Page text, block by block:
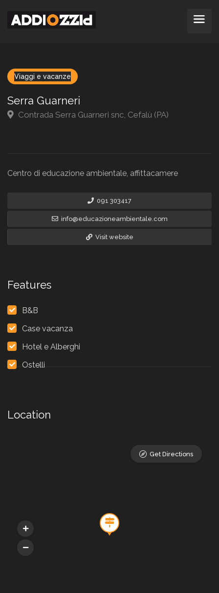
Viaggi e vacanze
Serra Guarneri
Contrada Serra Guarneri snc, Cefalù (PA)
Centro di educazione ambientale, affittacamere
091 303417
info@educazioneambientale.com
Visit website
Features
B&B
Case vacanza
Hotel e Alberghi
Ostelli
Location
Get Directions